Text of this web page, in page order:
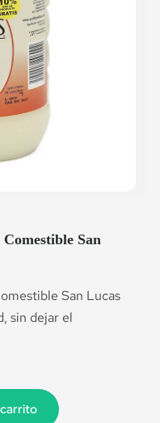
San
San Lucas
sin dejar el